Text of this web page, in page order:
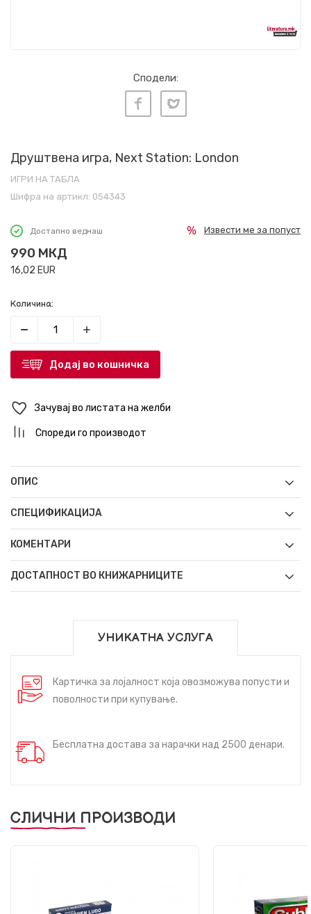
Сподели:
Друштвена игра, Next Station: London
ИГРИ НА ТАБЛА
Шифра на артикл: 054343
Достапно веднаш
990 МКД
16,02 EUR
Извести ме за попуст
Количина:
Додај во кошничка
Зачувај во листата на желби
Спореди го производот
ОПИС
СПЕЦИФИКАЦИЈА
КОМЕНТАРИ
ДОСТАПНОСТ ВО КНИЖАРНИЦИТЕ
УНИКАТНА УСЛУГА
Картичка за лојалност која овозможува попусти и
поволности при купување.
Бесплатна достава за нарачки над 2500 денари.
СЛИЧНИ ПРОИЗВОДИ